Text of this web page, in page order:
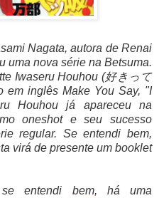
Nagata, autora de Renai
uma nova série na Betsuma.
Iwaseru Houhou (好きって
em inglês Make You Say, "I
Houhou já apareceu na
oneshot e seu sucesso
regular. Se entendi bem,
virá de presente um booklet
entendi bem, há uma